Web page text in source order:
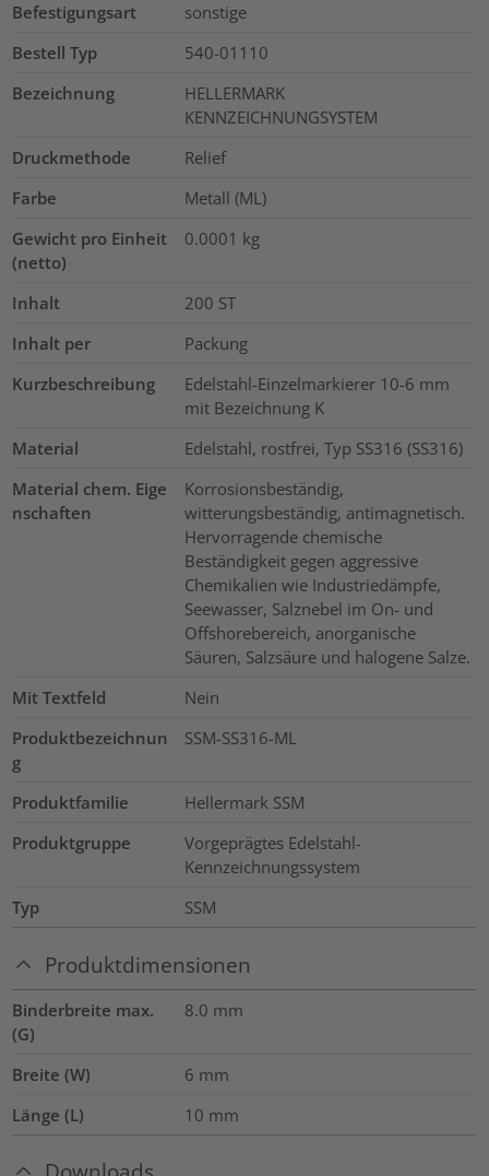
Befestigungsart
sonstige
Bestell Typ
540-01110
Bezeichnung
HELLERMARK
KENNZEICHNUNGSYSTEM
Druckmethode
Relief
Farbe
Metall (ML)
Gewicht pro Einheit
(netto)
0.0001 kg
Inhalt 200 ST
Inhalt per
Packung
Kurzbeschreibung
Edelstahl-Einzelmarkierer 10-6 mm
mit Bezeichnung K
Material
Edelstahl, rostfrei, Typ SS316 (SS316)
Material chem. Eige
nschaften
Korrosionsbeständig,
witterungsbeständig, antimagnetisch.
Hervorragende chemische
Beständigkeit gegen aggressive
Chemikalien wie Industriedämpfe,
Seewasser, Salznebel im On- und
Offshorebereich, anorganische
Säuren, Salzsäure und halogene Salze.
Mit Textfeld
Nein
Produktbezeichnun
g
SSM-SS316-ML
Produktfamilie
Hellermark SSM
Produktgruppe
Vorgeprägtes Edelstahl-
Kennzeichnungssystem
Typ
SSM
Produktdimensionen
Binderbreite max.
(G)
8.0 mm
Breite (W) 6 mm
Länge (L)
10 mm